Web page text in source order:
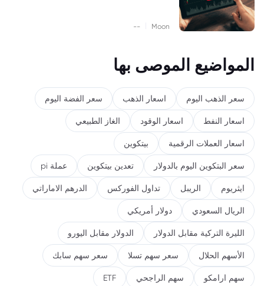
Moon
--
المواضيع الموصى بها
سعر الذهب اليوم اسعار الذهب سعر الفضة اليوم
اسعار النفط اسعار الوقود الغاز الطبيعي
اسعار العملات الرقمية بيتكوين
سعر البتكوين اليوم بالدولار تعدين بيتكوين عملة pi
ايثريوم الريبل تداول الفوركس الدرهم الاماراتي
الريال السعودي دولار أمريكي
الليرة التركية مقابل الدولار الدولار مقابل اليورو
الأسهم الحلال سعر سهم تسلا سعر سهم سابك
سهم ارامكو سهم الراجحي ETF